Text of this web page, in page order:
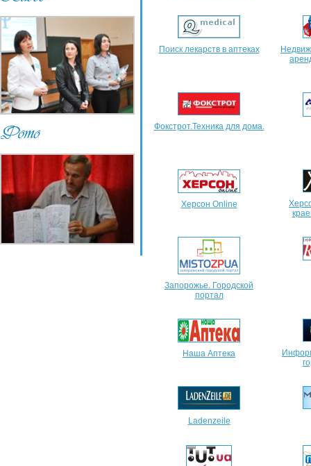
Поиск лекарств в аптеках
Фокстрот.Техника для дома.
Херсон Online
Запорожье. Городской
портал
Наша Аптека
Ladenzeile